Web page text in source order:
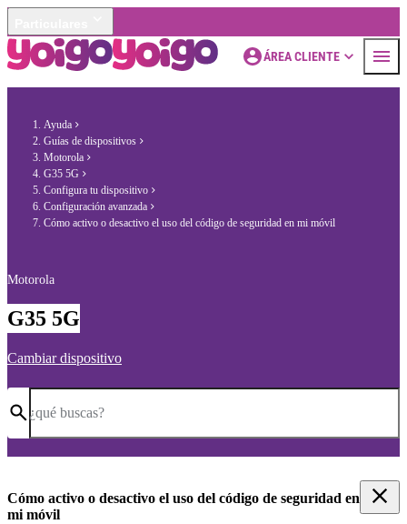
ÁREA CLIENTE
Ayuda
Guías de dispositivos
Motorola
G35 5G
Configura tu dispositivo
Configuración avanzada
Cómo activo o desactivo el uso del código de seguridad en mi móvil
Motorola
G35 5G
Cambiar dispositivo
¿qué buscas?
Cómo activo o desactivo el uso del código de seguridad en
mi móvil